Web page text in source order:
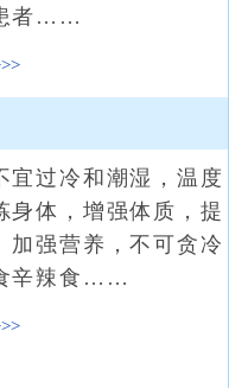
者……
过冷和潮湿，温度
身体，增强体质，提
加强营养，不可贪冷
辛辣食……